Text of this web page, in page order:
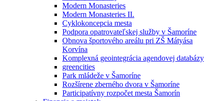
Modern Monasteries
Modern Monasteries II.
Cyklokoncepcia mesta
Podpora opatrovateľskej služby v Šamoríne
Obnova športového areálu pri ZŠ Mátyása
Korvína
Komplexná geointegrácia agendovej databázy
greencities
Park mládeže v Šamoríne
Rozšírene zberného dvora v Šamoríne
Participatívny rozpočet mesta Šamorín